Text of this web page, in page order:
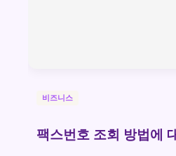
비즈니스
팩스번호 조회 방법에